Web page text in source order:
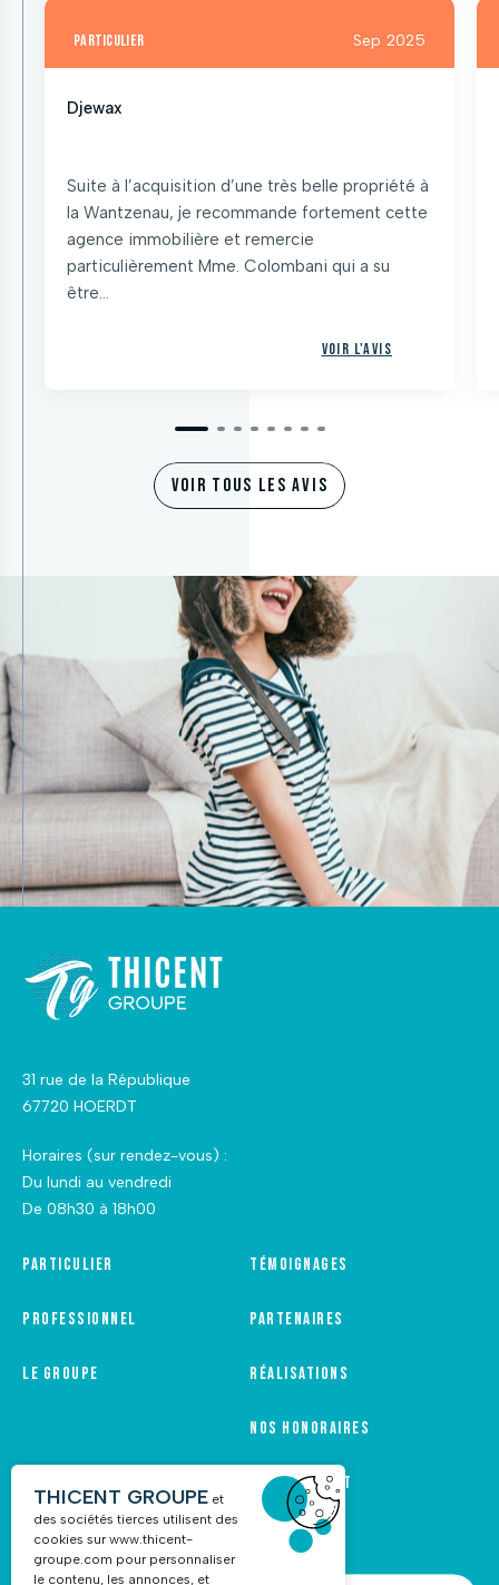
particulier Sep 2025
Djewax
Suite à l’acquisition d’une très belle propriété à
la Wantzenau, je recommande fortement cette
agence immobilière et remercie
particulièrement Mme. Colombani qui a su
être...
Voir l'avis
VOIR TOUS LES AVIS
31 rue de la République
67720 HOERDT
Horaires (sur rendez-vous) :
Du lundi au vendredi
De 08h30 à 18h00
Particulier
Professionnel
Le groupe
Témoignages
Partenaires
Réalisations
Nos honoraires
Recrutement
THICENT GROUPE et
des sociétés tierces utilisent des
cookies surwww.thicent-
groupe.com pour personnaliser
le contenu, les annonces, et